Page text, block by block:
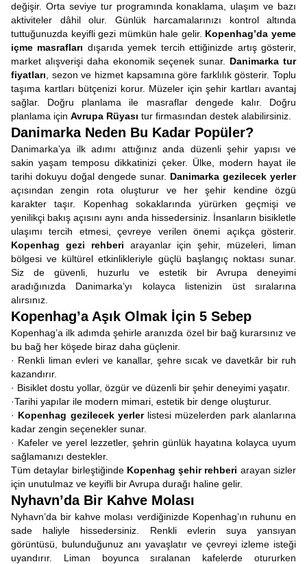
değişir. Orta seviye tur programında konaklama, ulaşım ve bazı
aktiviteler dâhil olur. Günlük harcamalarınızı kontrol altında
tuttuğunuzda keyifli gezi mümkün hale gelir. Kopenhag’da yeme
içme masrafları dışarıda yemek tercih ettiğinizde artış gösterir,
market alışverişi daha ekonomik seçenek sunar. Danimarka tur
fiyatları , sezon ve hizmet kapsamına göre farklılık gösterir. Toplu
taşıma kartları bütçenizi korur. Müzeler için şehir kartları avantaj
sağlar. Doğru planlama ile masraflar dengede kalır. Doğru
planlama için Avrupa Rüyası tur firmasından destek alabilirsiniz.
Danimarka Neden Bu Kadar Popüler?
Danimarka’ya ilk adımı attığınız anda düzenli şehir yapısı ve
sakin yaşam temposu dikkatinizi çeker. Ülke, modern hayat ile
tarihi dokuyu doğal dengede sunar. Danimarka gezilecek yerler
açısından zengin rota oluşturur ve her şehir kendine özgü
karakter taşır. Kopenhag sokaklarında yürürken geçmişi ve
yenilikçi bakış açısını aynı anda hissedersiniz. İnsanların bisikletle
ulaşımı tercih etmesi, çevreye verilen önemi açıkça gösterir.
Kopenhag gezi rehberi arayanlar için şehir, müzeleri, liman
bölgesi ve kültürel etkinlikleriyle güçlü başlangıç noktası sunar.
Siz de güvenli, huzurlu ve estetik bir Avrupa deneyimi
aradığınızda Danimarka’yı kolayca listenizin üst sıralarına
alırsınız.
Kopenhag’a Aşık Olmak İçin 5 Sebep
Kopenhag’a ilk adımda şehirle aranızda özel bir bağ kurarsınız ve
bu bağ her köşede biraz daha güçlenir.
· Renkli liman evleri ve kanallar, şehre sıcak ve davetkâr bir ruh
kazandırır.
· Bisiklet dostu yollar, özgür ve düzenli bir şehir deneyimi yaşatır.
·Tarihi yapılar ile modern mimari, estetik bir denge oluşturur.
· Kopenhag gezilecek yerlerlistesi müzelerden park alanlarına
kadar zengin seçenekler sunar.
· Kafeler ve yerel lezzetler, şehrin günlük hayatına kolayca uyum
sağlamanızı destekler.
Tüm detaylar birleştiğinde Kopenhag şehir rehberi arayan sizler
için unutulmaz ve keyifli bir Avrupa durağı haline gelir.
Nyhavn’da Bir Kahve Molası
Nyhavn’da bir kahve molası verdiğinizde Kopenhag’ın ruhunu en
sade haliyle hissedersiniz. Renkli evlerin suya yansıyan
görüntüsü, bulunduğunuz anı yavaşlatır ve çevreyi izleme isteği
uyandırır. Liman boyunca sıralanan kafelerde otururken